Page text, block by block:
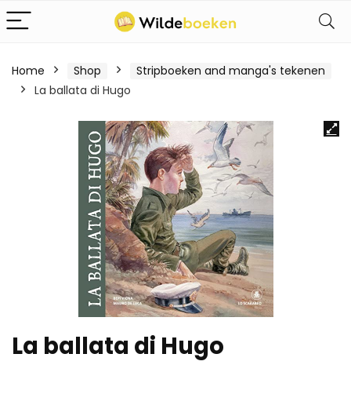
Home Shop
Stripboeken and manga's tekenen
La ballata di Hugo
La ballata di Hugo